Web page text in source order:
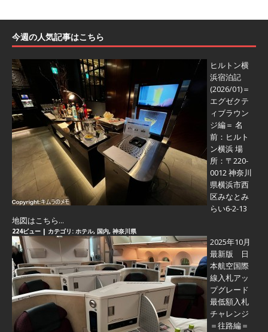
今週の人気記事はこちら
ヒルトン横
浜宿泊記
(2026/01)＝
エグゼクテ
ィブラウン
ジ編＝ 名
前：ヒルト
ン横浜 場
所：〒220-
0012 神奈川
県横浜市西
区みなとみ
らい6-2-13
地図はこちら...
224ビュー | カテゴリ: ホテル, 国内, 神奈川県
2025年10月
最新版 日
本航空国際
線入札アッ
プグレード
最低額入札
チャレンジ
＝往路編＝